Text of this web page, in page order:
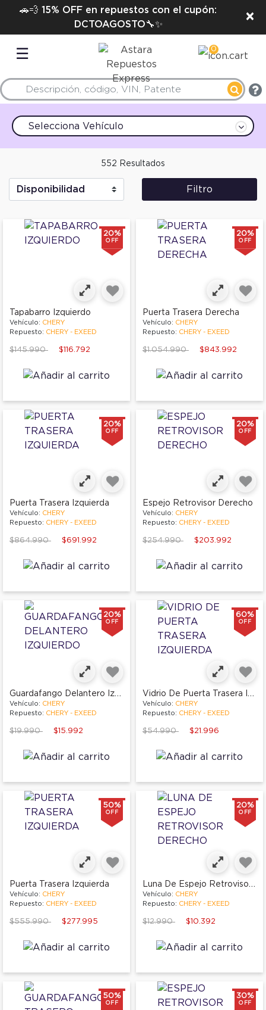
🚗💨 15% OFF en repuestos con el cupón:
DCTOAGOSTO🔧✨
×
☰ 0
Selecciona Vehículo
552 Resultados
Filtro
20%
OFF
Tapabarro Izquierdo
Vehículo: CHERY
Repuesto: CHERY - EXEED
Price reduced from
$145.990to $116.792
20%
OFF
Puerta Trasera Derecha
Vehículo: CHERY
Repuesto: CHERY - EXEED
Price reduced from
$1.054.990to $843.992
20%
OFF
Puerta Trasera Izquierda
Vehículo: CHERY
Repuesto: CHERY - EXEED
Price reduced from
$864.990to $691.992
20%
OFF
Espejo Retrovisor Derecho
Vehículo: CHERY
Repuesto: CHERY - EXEED
Price reduced from
$254.990to $203.992
20%
OFF
Guardafango Delantero Izquierdo
Vehículo: CHERY
Repuesto: CHERY - EXEED
Price reduced from
$19.990to $15.992
60%
OFF
Vidrio De Puerta Trasera Izquierda
Vehículo: CHERY
Repuesto: CHERY - EXEED
Price reduced from
$54.990to $21.996
50%
OFF
Puerta Trasera Izquierda
Vehículo: CHERY
Repuesto: CHERY - EXEED
Price reduced from
$555.990to $277.995
20%
OFF
Luna De Espejo Retrovisor Derecho
Vehículo: CHERY
Repuesto: CHERY - EXEED
Price reduced from
$12.990to $10.392
50%
OFF
30%
OFF